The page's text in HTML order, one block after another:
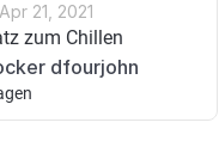
Apr 21, 2021
zum Chillen
dfourjohn